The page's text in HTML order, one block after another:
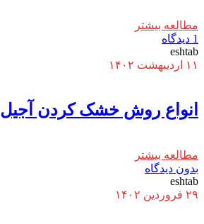
مطالعه بیشتر
1 دیدگاه
eshtab
۱۱ اردیبهشت ۱۴۰۲
انواع روش خشک کردن آجیل
مطالعه بیشتر
بدون دیدگاه
eshtab
۲۹ فروردین ۱۴۰۲